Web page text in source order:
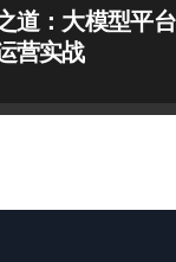
道：大模型平台
营实战